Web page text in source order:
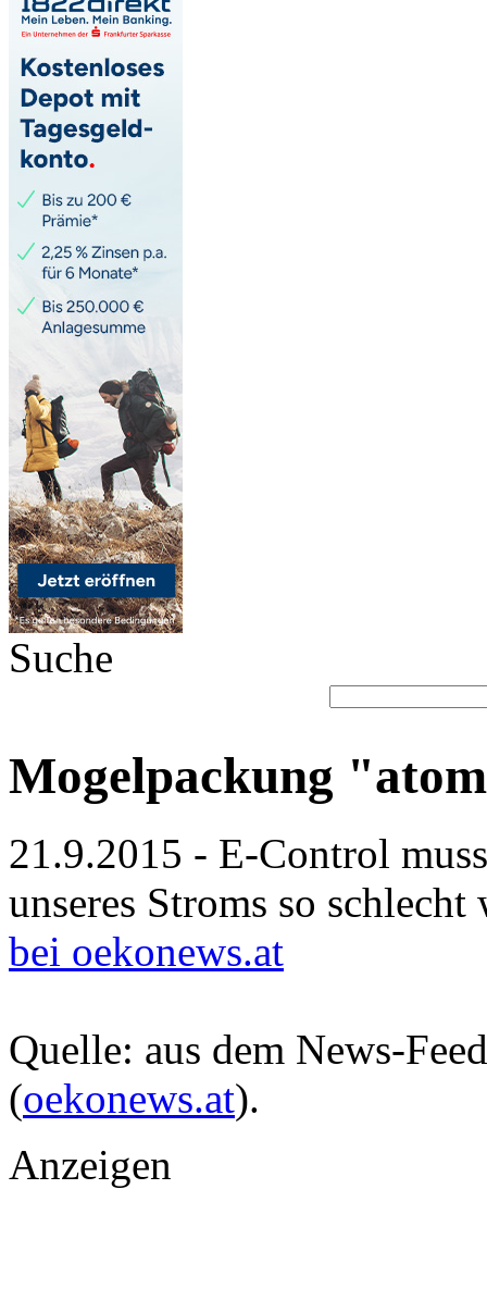
Suche
Mogelpackung
21.9.2015 - E-Control
unseres Stroms so
bei oekonews.at
Quelle: aus dem News-
(oekonews.at).
Anzeigen